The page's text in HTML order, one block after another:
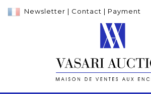
Newsletter | Contact | Payment